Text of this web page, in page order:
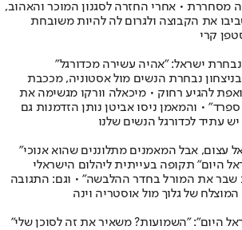
מסחררת • אחרי החזרה לסגנון המוכר והאהוב,
את הקבוצה ולגרום לה להיות משובחת
קרי
ישראל: "אהיה עשירה מכדורגל"
נבחרת הנשים מול אסטוניה, מככבת
להגיע רחוק • מיכאלה וורקו מגשימה את
• והמאמן ניסו אביטן נותן הזדמנות גם
עתיד לכדורגל הנשים שלנו
עצום, אבל המאמנים מתלוננים שהוא אנוכי"
היום" תקופה בעייתית ליהלום הישראלי
שבר את המורל בחדר ההלבשה" • וגם: התגובה
של גלוך מול אוסטריה וינה
היום": "השמועות? משאיר את זה לסוכן שלי"